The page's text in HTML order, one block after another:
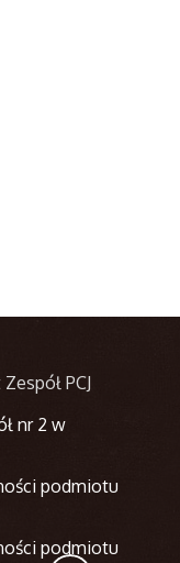
PCJ
nr 2 w
podmiotu
podmiotu